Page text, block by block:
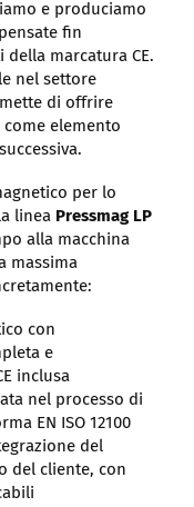
e produciamo
pensate fin
marcatura CE.
nel settore
di offrire
elemento
per lo
linea Pressmag LP
alla macchina
massima
con
e
inclusa
nel processo di
EN ISO 12100
del
del cliente, con